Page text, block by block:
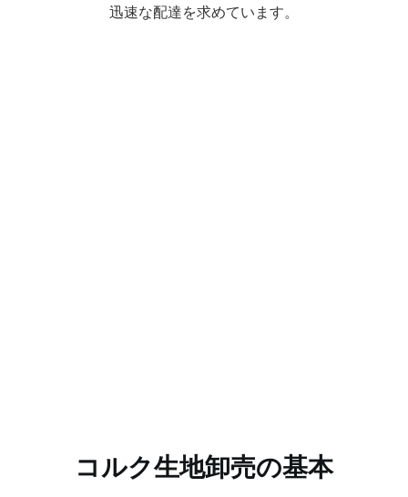
迅速な配達を求めています。
コルク生地卸売の基本